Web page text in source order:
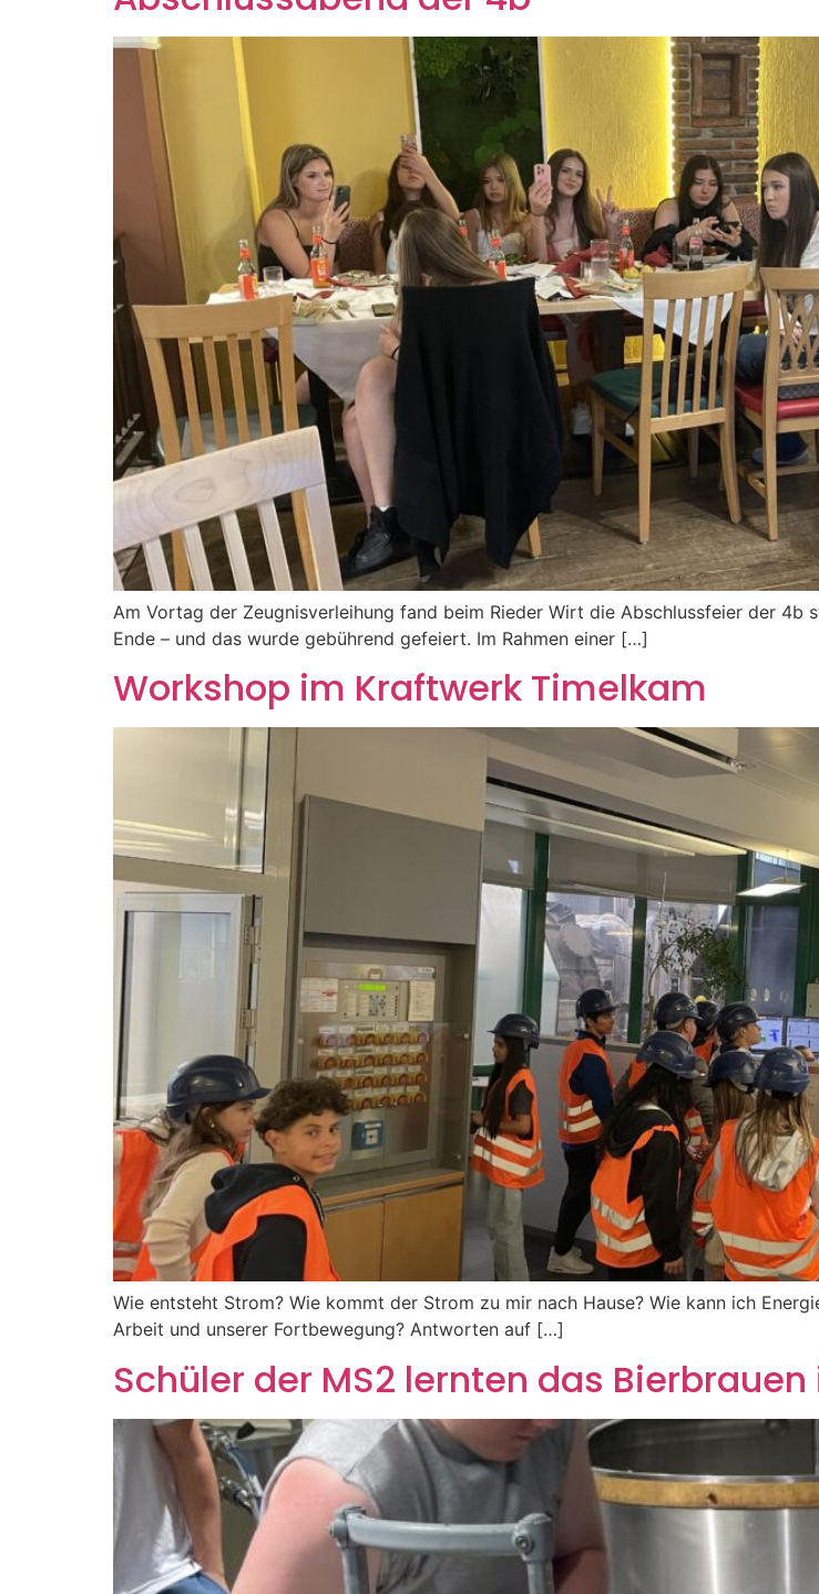
Am Vortag der Zeugnisverleihung fand beim Rieder Wirt die Abschlussfeier der 4b
Ende – und das wurde gebührend gefeiert. Im Rahmen einer […]
Workshop im Kraftwerk Timelkam
Wie entsteht Strom? Wie kommt der Strom zu mir nach Hause? Wie kann ich
Arbeit und unserer Fortbewegung? Antworten auf […]
Schüler der MS2 lernten das